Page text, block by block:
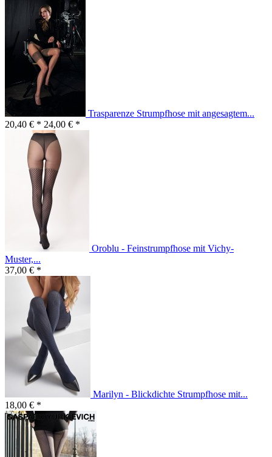
Trasparenze Strumpfhose mit angesagtem...
20,40 € * 24,00 € *
Oroblu - Feinstrumpfhose mit Vichy-
Muster,...
37,00 € *
Marilyn - Blickdichte Strumpfhose mit...
18,00 € *